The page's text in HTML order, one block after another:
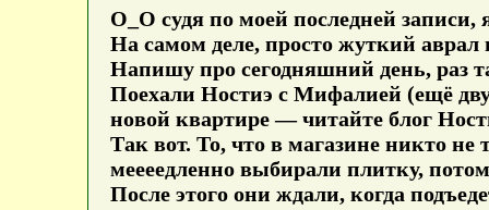
О_О судя по моей последней
На самом деле, просто жуткий аврал
Напишу про сегодняшний день, раз
Поехали Ностиэ с Мифалией (ещё
новой квартире — читайте блог
Так вот. То, что в магазине никто
меееедленно выбирали плитку, потом
После этого они ждали, когда